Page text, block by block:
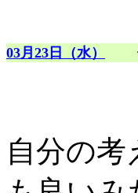
03月23日（水） 竹
自分の